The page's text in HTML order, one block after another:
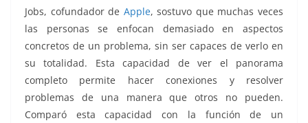
Jobs, cofundador de Apple, sostuvo que muchas veces
las personas se enfocan demasiado en aspectos
concretos de un problema, sin ser capaces de verlo en
su totalidad. Esta capacidad de ver el panorama
completo permite hacer conexiones y resolver
problemas de una manera que otros no pueden.
Comparó esta capacidad con la función de un